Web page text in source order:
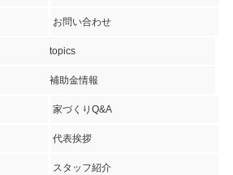
お問い合わせ
topics
補助金情報
家づくりQ&A
代表挨拶
スタッフ紹介